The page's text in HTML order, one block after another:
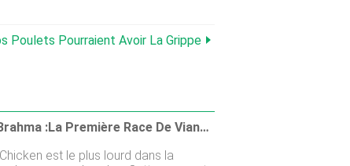
Poulets Pourraient Avoir La Grippe
Poulet Brahma :la Première Race De Viande D'Amérique
est le plus lourd dans la